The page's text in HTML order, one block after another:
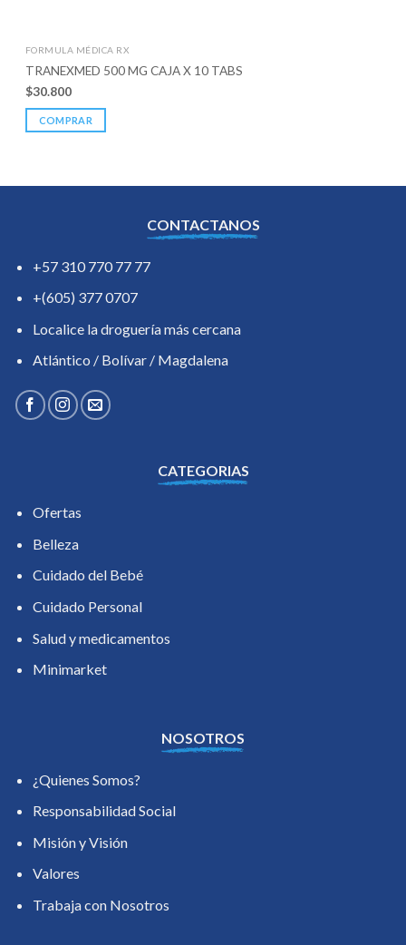
FORMULA MÉDICA RX
TRANEXMED 500 MG CAJA X 10 TABS
$30.800
COMPRAR
CONTACTANOS
+57 310 770 77 77
+(605) 377 0707
Localice la droguería más cercana
Atlántico / Bolívar / Magdalena
CATEGORIAS
Ofertas
Belleza
Cuidado del Bebé
Cuidado Personal
Salud y medicamentos
Minimarket
NOSOTROS
¿Quienes Somos?
Responsabilidad Social
Misión y Visión
Valores
Trabaja con Nosotros